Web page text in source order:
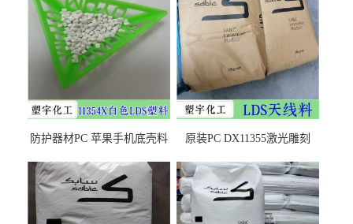
防护器材PC 苹果手机底壳料
之忧
原装PC DX11355激光雕刻